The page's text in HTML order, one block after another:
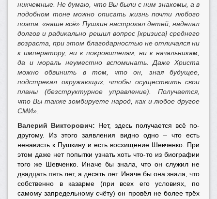
никчемные. Не думаю, что Вы были с ним знакомы, а в
подобном тоне можно описать жизнь почти любого
поэта: «наше всё» Пушкин настрогал детей, наделал
долгов и радикально решил вопрос [кризиса] среднего
возраста, при этом благодарностью не отличался ни
к императору, ни к покровителям, ни к начальникам,
да и мораль неуместно вспоминать. Даже Христа
можно обвинить в том, что он, зная будущее,
подстрекал окружающих, чтобы осуществить свои
планы (безструктурное управление). Получается,
что Вы также зомбируете народ, как и любое другое
СМИ».
Валерий Викторович: Нет, здесь получается всё по-
другому. Из этого заявления видно одно – что есть
ненависть к Пушкину и есть восхищение Шевченко. При
этом даже нет попытки узнать хоть что-то из биографии
того же Шевченко. Иначе бы знала, что он служил не
двадцать пять лет, а десять лет. Иначе бы она знала, что
собственно в казарме (при всех его условиях, по
самому запредельному счёту) он провёл не более трёх